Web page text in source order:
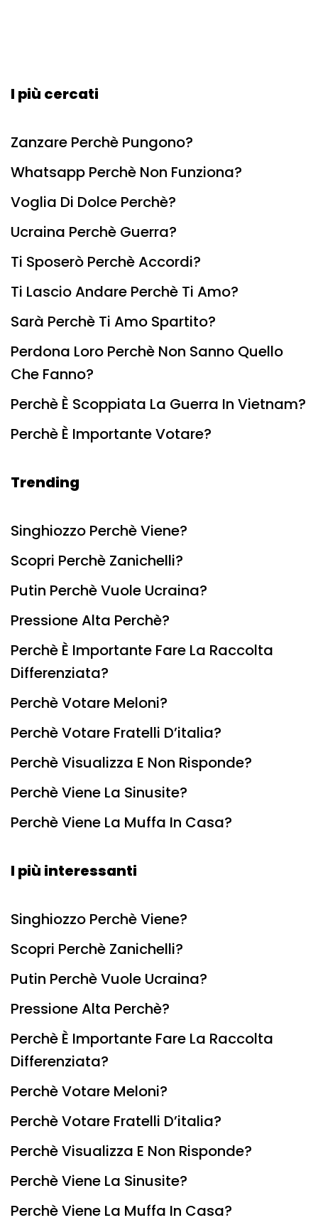
I più cercati
Zanzare Perchè Pungono?
Whatsapp Perchè Non Funziona?
Voglia Di Dolce Perchè?
Ucraina Perchè Guerra?
Ti Sposerò Perchè Accordi?
Ti Lascio Andare Perchè Ti Amo?
Sarà Perchè Ti Amo Spartito?
Perdona Loro Perchè Non Sanno Quello
Che Fanno?
Perchè È Scoppiata La Guerra In Vietnam?
Perchè È Importante Votare?
Trending
Singhiozzo Perchè Viene?
Scopri Perchè Zanichelli?
Putin Perchè Vuole Ucraina?
Pressione Alta Perchè?
Perchè È Importante Fare La Raccolta
Differenziata?
Perchè Votare Meloni?
Perchè Votare Fratelli D’italia?
Perchè Visualizza E Non Risponde?
Perchè Viene La Sinusite?
Perchè Viene La Muffa In Casa?
I più interessanti
Singhiozzo Perchè Viene?
Scopri Perchè Zanichelli?
Putin Perchè Vuole Ucraina?
Pressione Alta Perchè?
Perchè È Importante Fare La Raccolta
Differenziata?
Perchè Votare Meloni?
Perchè Votare Fratelli D’italia?
Perchè Visualizza E Non Risponde?
Perchè Viene La Sinusite?
Perchè Viene La Muffa In Casa?